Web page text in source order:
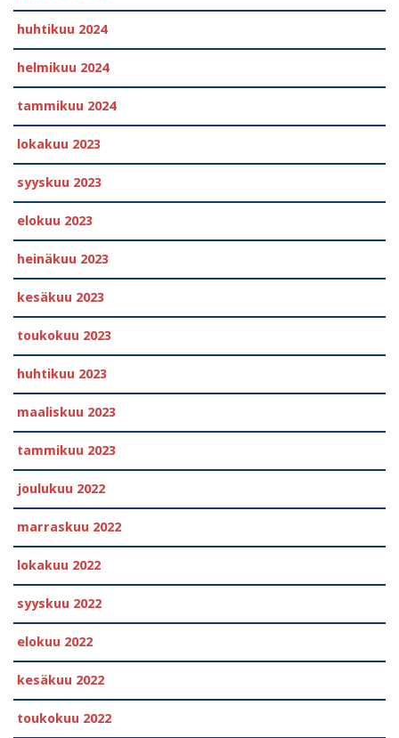
huhtikuu 2024
helmikuu 2024
tammikuu 2024
lokakuu 2023
syyskuu 2023
elokuu 2023
heinäkuu 2023
kesäkuu 2023
toukokuu 2023
huhtikuu 2023
maaliskuu 2023
tammikuu 2023
joulukuu 2022
marraskuu 2022
lokakuu 2022
syyskuu 2022
elokuu 2022
kesäkuu 2022
toukokuu 2022